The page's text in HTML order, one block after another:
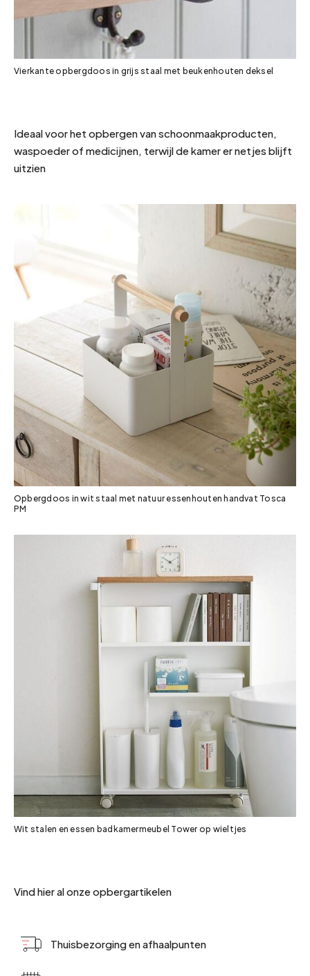
Vierkante opbergdoos in grijs staal met beukenhouten deksel
Ideaal voor het opbergen van schoonmaakproducten,
waspoeder of medicijnen, terwijl de kamer er netjes blijft
uitzien
Opbergdoos in wit staal met natuur essenhouten handvat Tosca
PM
Wit stalen en essen badkamermeubel Tower op wieltjes
Vind hier al onze opbergartikelen
Thuisbezorging en afhaalpunten